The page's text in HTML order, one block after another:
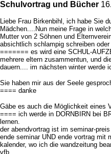
Schulvortrag und Bücher
Liebe Frau Birkenbihl, ich habe Sie
Mädchen....Nun meine Frage in
Mutter von 2 Söhnen und
absichtlich schlampig schreiben
======= es wird eine SCHUL-
mehrere eltern zusammentun, und
dauern.... im nächsten winter werde
Sie haben mir aus der Seele
==== danke
Gäbe es auch die Möglichkeit eines
==== ich werde in DORNBIRN bei
lernen.
der abendvortrag ist im seminar-
ende seminar UND ende vortrag mit
kalender, wo ich die wandzeitung
vfb